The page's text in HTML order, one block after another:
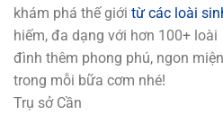
khám phá thế giới từ các loài
hiếm, đa dạng với hơn 100+
đình thêm phong phú, ngon
trong mỗi bữa cơm nhé!
Trụ sở Cần